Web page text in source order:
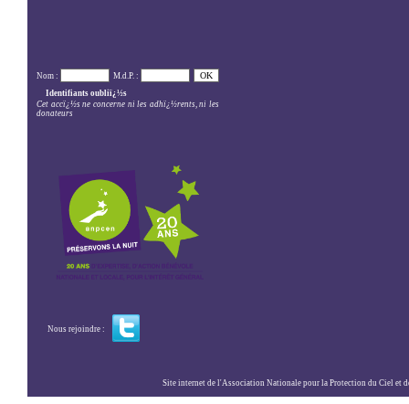
Nom :
M.d.P. :
Identifiants oubliï¿½s
Cet accï¿½s ne concerne ni les adhï¿½rents, ni les
donateurs
Nous rejoindre :
Site internet de l'Association Nationale pour la Protection du Ciel et de